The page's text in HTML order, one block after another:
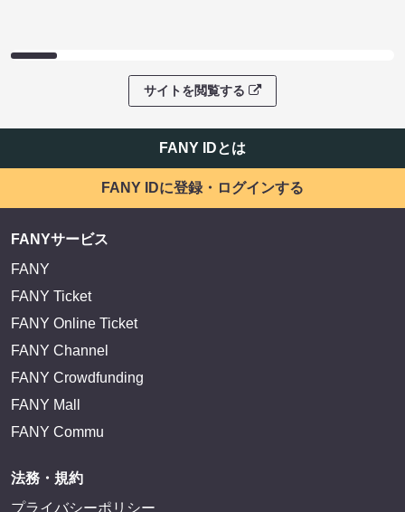
サイトを閲覧する
FANY IDとは
FANY IDに登録・ログインする
FANYサービス
FANY
FANY Ticket
FANY Online Ticket
FANY Channel
FANY Crowdfunding
FANY Mall
FANY Commu
法務・規約
プライバシーポリシー